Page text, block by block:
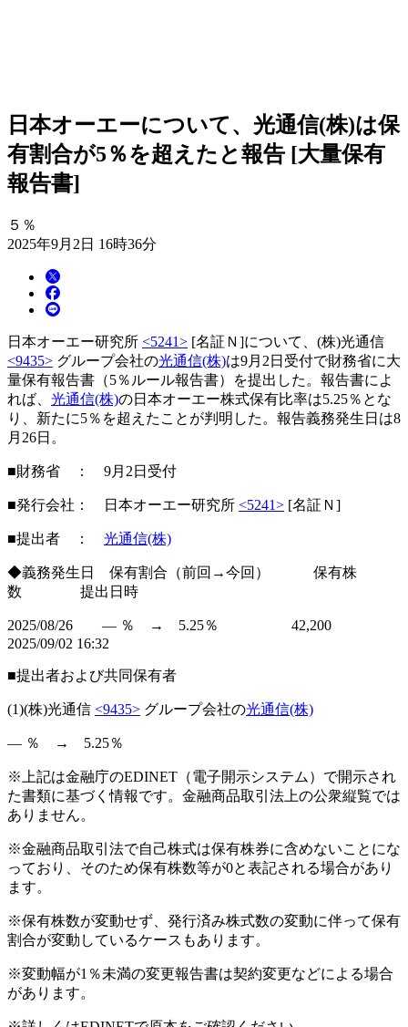
日本オーエーについて、光通信(株)は保
有割合が5％を超えたと報告 [大量保有
報告書]
５％
2025年9月2日 16時36分
日本オーエー研究所 <5241> [名証Ｎ]について、(株)光通信
<9435> グループ会社の光通信(株)は9月2日受付で財務省に大
量保有報告書（5％ルール報告書）を提出した。報告書によ
れば、 光通信(株)の日本オーエー株式保有比率は5.25％とな
り、新たに5％を超えたことが判明した。報告義務発生日は8
月26日。
■財務省 ： 9月2日受付
■発行会社： 日本オーエー研究所 <5241> [名証Ｎ]
■提出者 ： 光通信(株)
◆義務発生日 保有割合（前回→今回） 保有株
数 提出日時
2025/08/26 ― ％ → 5.25％ 42,200
2025/09/02 16:32
■提出者および共同保有者
(1)(株)光通信 <9435> グループ会社の光通信(株)
― ％ → 5.25％
※上記は金融庁のEDINET（電子開示システム）で開示され
た書類に基づく情報です。金融商品取引法上の公衆縦覧では
ありません。
※金融商品取引法で自己株式は保有株券に含めないことにな
っており、そのため保有株数等が0と表記される場合があり
ます。
※保有株数が変動せず、発行済み株式数の変動に伴って保有
割合が変動しているケースもあります。
※変動幅が1％未満の変更報告書は契約変更などによる場合
があります。